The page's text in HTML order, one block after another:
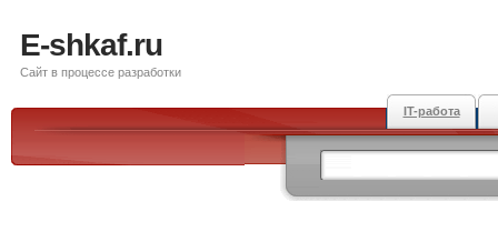
E-shkaf.ru
Сайт в процессе разработки
IT-работа